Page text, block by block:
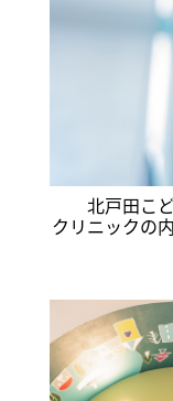
北戸田こ
クリニックの